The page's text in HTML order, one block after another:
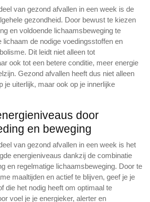
van gezond afvallen in een week is de
gezondheid. Door bewust te kiezen
en voldoende lichaamsbeweging te
lichaam de nodige voedingsstoffen en
Dit leidt niet alleen tot
ook tot een betere conditie, meer energie
Gezond afvallen heeft dus niet alleen
je uiterlijk, maar ook op je innerlijke
door
en beweging
van gezond afvallen in een week is het
energieniveaus dankzij de combinatie
en regelmatige lichaamsbeweging. Door te
maaltijden en actief te blijven, geef je je
die het nodig heeft om optimaal te
voel je je energieker, alerter en